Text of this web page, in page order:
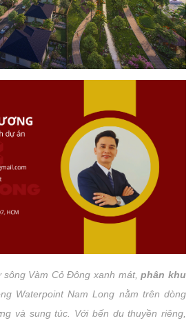
sông Vàm Cỏ Đông xanh mát,phân khu
Waterpoint Nam Long nằm trên dòng
và sung túc. Với bến du thuyền riêng,